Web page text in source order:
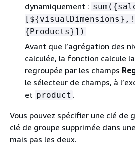
dynamiquement : sum( {
[${visualDimensions},!
{Products}])
Avant que l’agrégation des
calculée, la fonction calcule
regroupée par les champs
le sélecteur de champs, à
et product .
Vous pouvez spécifier une clé de
clé de groupe supprimée dans
mais pas les deux.